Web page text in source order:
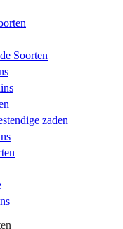
Soorten
zaden